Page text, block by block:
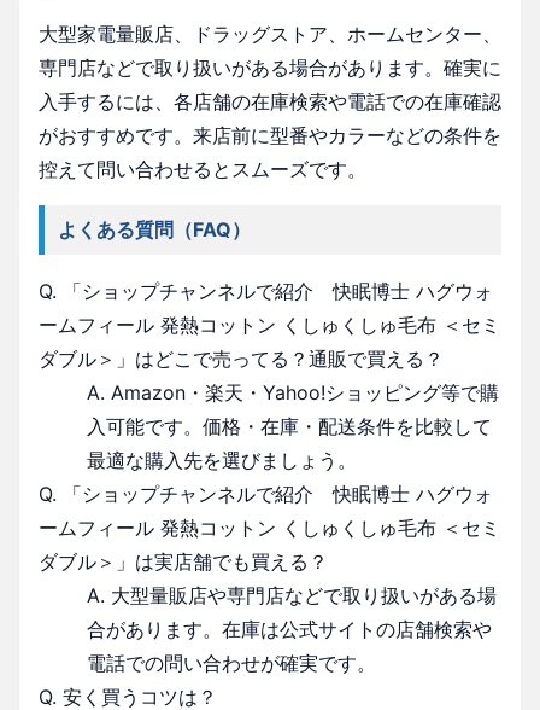
大型家電量販店、ドラッグストア、ホームセンター、
専門店などで取り扱いがある場合があります。確実に
入手するには、各店舗の在庫検索や電話での在庫確認
がおすすめです。来店前に型番やカラーなどの条件を
控えて問い合わせるとスムーズです。
よくある質問（FAQ）
Q. 「ショップチャンネルで紹介 快眠博士 ハグウォ
ームフィール 発熱コットン くしゅくしゅ毛布 ＜セミ
ダブル＞」はどこで売ってる？通販で買える？
A. Amazon・楽天・Yahoo!ショッピング等で購
入可能です。価格・在庫・配送条件を比較して
最適な購入先を選びましょう。
Q. 「ショップチャンネルで紹介 快眠博士 ハグウォ
ームフィール 発熱コットン くしゅくしゅ毛布 ＜セミ
ダブル＞」は実店舗でも買える？
A. 大型量販店や専門店などで取り扱いがある場
合があります。在庫は公式サイトの店舗検索や
電話での問い合わせが確実です。
Q. 安く買うコツは？